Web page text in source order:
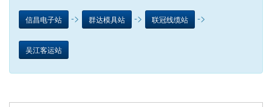
信昌电子站 -> 群达模具站 -> 联冠线缆站 ->
吴江客运站